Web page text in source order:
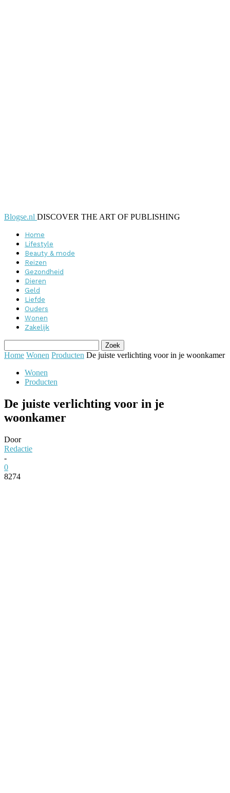
Blogse.nl DISCOVER THE ART OF PUBLISHING
Home
Lifestyle
Beauty & mode
Reizen
Gezondheid
Dieren
Geld
Liefde
Ouders
Wonen
Zakelijk
Home Wonen Producten De juiste verlichting voor in je woonkamer
Wonen
Producten
De juiste verlichting voor in je
woonkamer
Door
Redactie
-
0
8274